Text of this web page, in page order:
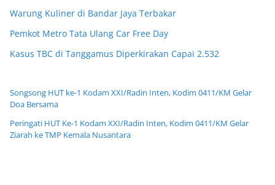
Warung Kuliner di Bandar Jaya Terbakar
Pemkot Metro Tata Ulang Car Free Day
Kasus TBC di Tanggamus Diperkirakan Capai 2.532
Songsong HUT ke-1 Kodam XXI/Radin Inten, Kodim 0411/KM Gelar
Doa Bersama
Peringati HUT Ke-1 Kodam XXI/Radin Inten, Kodim 0411/KM Gelar
Ziarah ke TMP Kemala Nusantara